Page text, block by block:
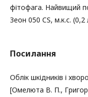
фітофага. Найвищий
Зеон 050 CS, м.к.с.
Посилання
Облік шкідників і
[Омелюта В. П.,